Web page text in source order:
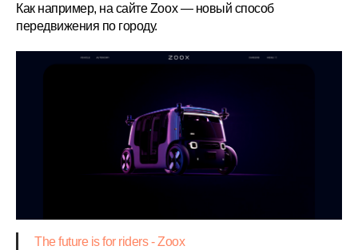
Как например, на сайте Zoox — новый способ
передвижения по городу.
The future is for riders - Zoox